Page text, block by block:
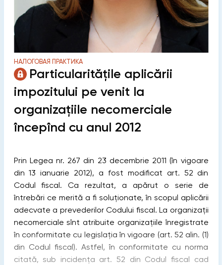
НАЛОГОВАЯ ПРАКТИКА
Particularitățile aplicării
impozitului pe venit la
organizațiile necomerciale
începînd cu anul 2012
Prin Legea nr. 267 din 23 decembrie 2011 (în vigoare
din 13 ianuarie 2012), a fost modiﬁcat art. 52 din
Codul ﬁscal. Ca rezultat, a apărut o serie de
întrebări ce merită a ﬁ soluţionate, în scopul aplicării
adecvate a prevederilor Codului ﬁscal. La organizaţii
necomerciale sînt atribuite organizaţiile înregistrate
în conformitate cu legislaţia în vigoare (art. 52 alin. (1)
din Codul ﬁscal). Astfel, în conformitate cu norma
citată, sub incidenţa art. 52 din Codul ﬁscal cad